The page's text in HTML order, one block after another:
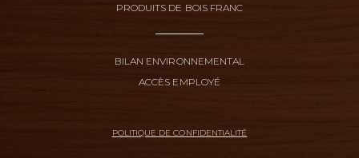
PRODUITS DE BOIS FRANC
BILAN ENVIRONNEMENTAL
ACCÈS EMPLOYÉ
POLITIQUE DE CONFIDENTIALITÉ